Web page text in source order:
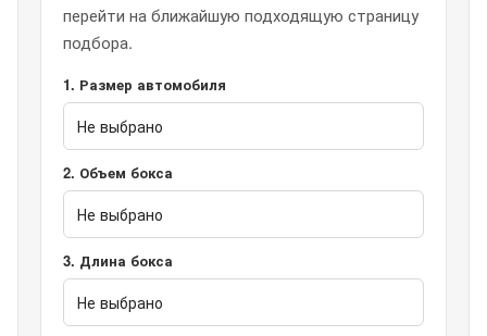
перейти на ближайшую подходящую страницу
подбора.
1. Размер автомобиля
2. Объем бокса
3. Длина бокса